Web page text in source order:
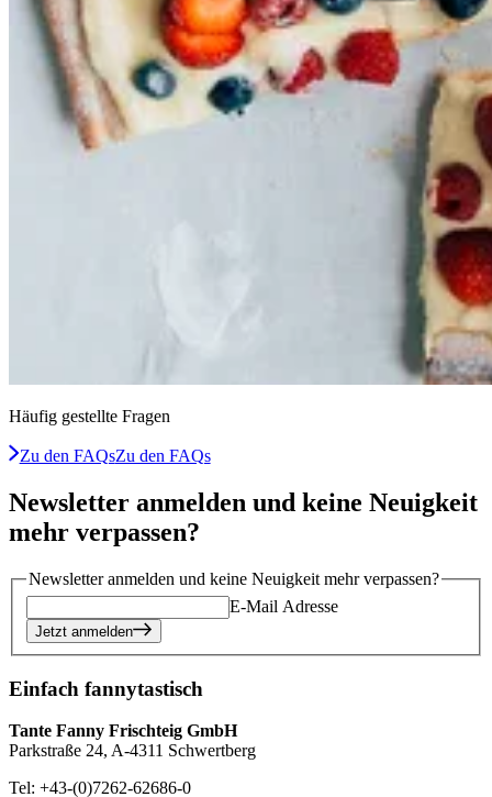
Häufig gestellte Fragen
Zu den FAQsZu den FAQs
Newsletter anmelden und keine Neuigkeit
mehr verpassen?
Newsletter anmelden und keine Neuigkeit mehr verpassen?
E-Mail Adresse
Jetzt anmelden
Einfach fannytastisch
Tante Fanny Frischteig GmbH
Parkstraße 24, A-4311 Schwertberg
Tel: +43-(0)7262-62686-0